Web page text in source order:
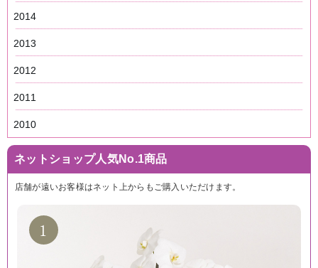
2014
2013
2012
2011
2010
ネットショップ人気No.1商品
店舗が遠いお客様はネット上からもご購入いただけます。